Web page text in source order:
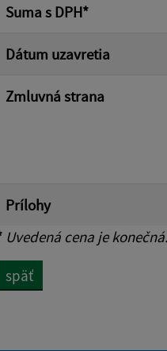
Suma s DPH*
Dátum uzavretia
Zmluvná strana
Prílohy
Uvedená cena je
späť